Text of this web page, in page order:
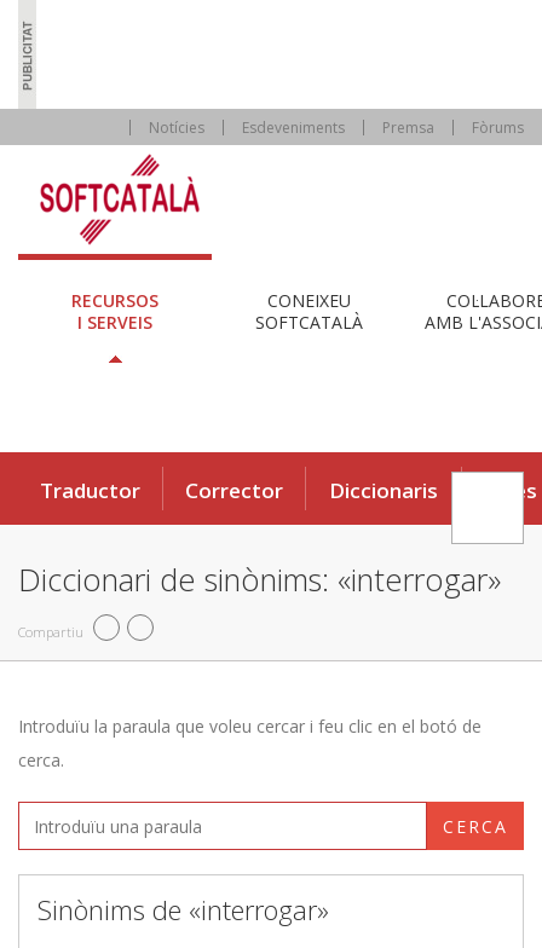
Notícies Esdeveniments Premsa Fòrums
RECURSOS
I SERVEIS
CONEIXEU
SOFTCATALÀ
AMB
Traductor Corrector Diccionaris Eines
Diccionari de sinònims: «interrogar»
Compartiu
Introduïu la paraula que voleu cercar i feu clic en el botó de
cerca.
CERCA
Sinònims de «interrogar»